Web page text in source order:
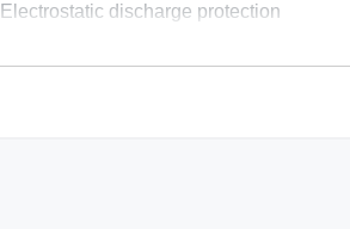
Electrostatic discharge protection